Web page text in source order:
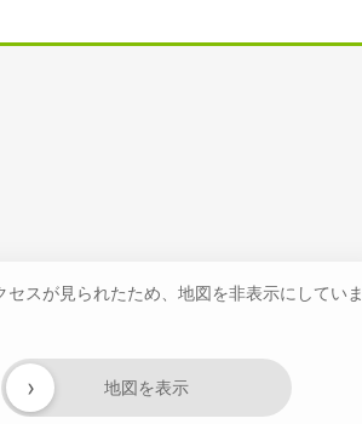
セスが見られたため、地図を非表示にしていま
地図を表示
›